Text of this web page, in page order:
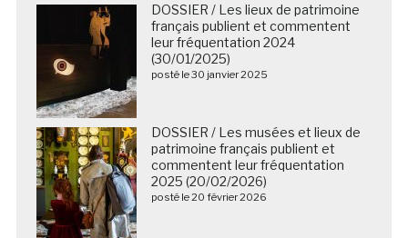
DOSSIER / Les lieux de patrimoine
français publient et commentent
leur fréquentation 2024
(30/01/2025)
posté le 30 janvier 2025
DOSSIER / Les musées et lieux de
patrimoine français publient et
commentent leur fréquentation
2025 (20/02/2026)
posté le 20 février 2026